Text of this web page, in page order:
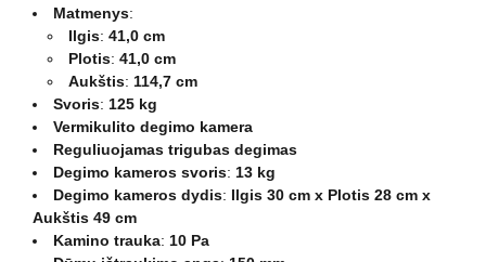
Matmenys:
Ilgis: 41,0 cm
Plotis: 41,0 cm
Aukštis: 114,7 cm
Svoris: 125 kg
Vermikulito degimo kamera
Reguliuojamas trigubas degimas
Degimo kameros svoris: 13 kg
Degimo kameros dydis: Ilgis 30 cm x Plotis 28 cm x
Aukštis 49 cm
Kamino trauka: 10 Pa